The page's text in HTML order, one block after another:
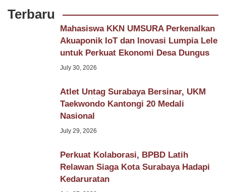
Terbaru
Mahasiswa KKN UMSURA Perkenalkan
Akuaponik IoT dan Inovasi Lumpia Lele
untuk Perkuat Ekonomi Desa Dungus
July 30, 2026
Atlet Untag Surabaya Bersinar, UKM
Taekwondo Kantongi 20 Medali
Nasional
July 29, 2026
Perkuat Kolaborasi, BPBD Latih
Relawan Siaga Kota Surabaya Hadapi
Kedaruratan